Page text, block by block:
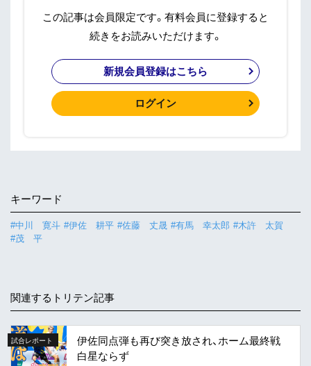
この記事は会員限定です。有料会員に登録すると
続きをお読みいただけます。
新規会員登録はこちら
ログイン
キーワード
#中川 寛斗 #伊佐 耕平 #佐藤 丈晟 #有馬 幸太郎 #木許 太賀
#茂 平
関連するトリテン記事
試合レポート
伊佐同点弾も再び突き放され、ホーム最終戦
白星ならず